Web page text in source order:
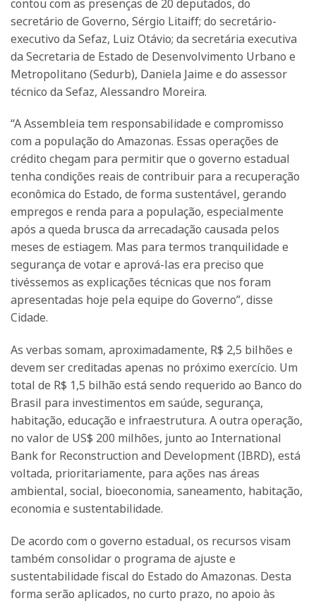
contou com as presenças de 20 deputados, do
secretário de Governo, Sérgio Litaiff; do secretário-
executivo da Sefaz, Luiz Otávio; da secretária executiva
da Secretaria de Estado de Desenvolvimento Urbano e
Metropolitano (Sedurb), Daniela Jaime e do assessor
técnico da Sefaz, Alessandro Moreira.
“A Assembleia tem responsabilidade e compromisso
com a população do Amazonas. Essas operações de
crédito chegam para permitir que o governo estadual
tenha condições reais de contribuir para a recuperação
econômica do Estado, de forma sustentável, gerando
empregos e renda para a população, especialmente
após a queda brusca da arrecadação causada pelos
meses de estiagem. Mas para termos tranquilidade e
segurança de votar e aprová-las era preciso que
tivéssemos as explicações técnicas que nos foram
apresentadas hoje pela equipe do Governo”, disse
Cidade.
As verbas somam, aproximadamente, R$ 2,5 bilhões e
devem ser creditadas apenas no próximo exercício. Um
total de R$ 1,5 bilhão está sendo requerido ao Banco do
Brasil para investimentos em saúde, segurança,
habitação, educação e infraestrutura. A outra operação,
no valor de US$ 200 milhões, junto ao International
Bank for Reconstruction and Development (IBRD), está
voltada, prioritariamente, para ações nas áreas
ambiental, social, bioeconomia, saneamento, habitação,
economia e sustentabilidade.
De acordo com o governo estadual, os recursos visam
também consolidar o programa de ajuste e
sustentabilidade fiscal do Estado do Amazonas. Desta
forma serão aplicados, no curto prazo, no apoio às